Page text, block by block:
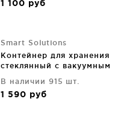
1 100 руб
Smart Solutions
Контейнер для хранения
стеклянный с вакуумным
В наличии 915 шт.
1 590 руб